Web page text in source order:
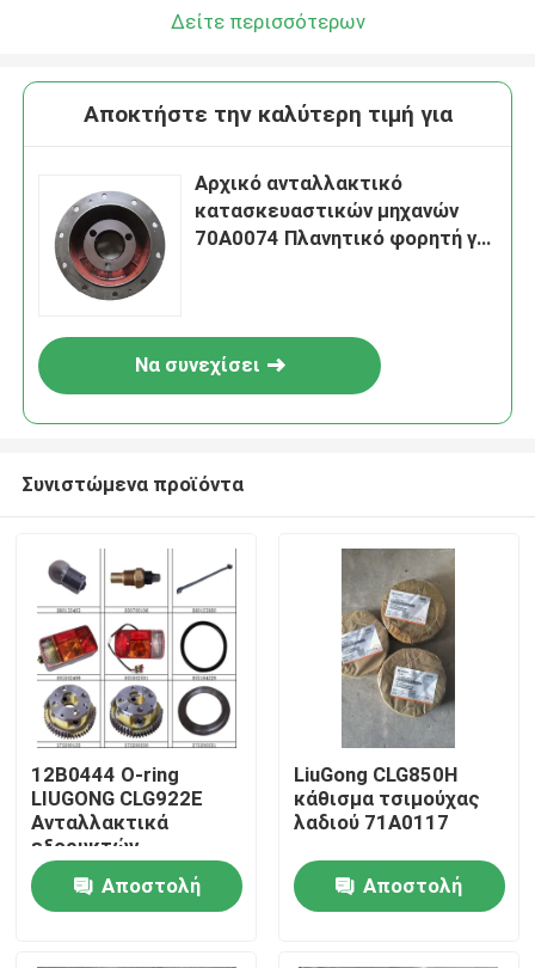
Αρχική Σελίδα
Προϊόντα
Σχετικά με εμάς
Δείτε περισσότερων
Αποκτήστε την καλύτερη τιμή για
Αρχικό ανταλλακτικό
κατασκευαστικών μηχανών
70Α0074 Πλανητικό φορητή για
Να συνεχίσει
Συνιστώμενα προϊόντα
12Β0444 Ο-ring
LIUGONG CLG922E
Ανταλλακτικά
εξορυκτών
Αποστολή
LiuGong CLG850H
κάθισμα τσιμούχας
λαδιού 71A0117
Αποστολή